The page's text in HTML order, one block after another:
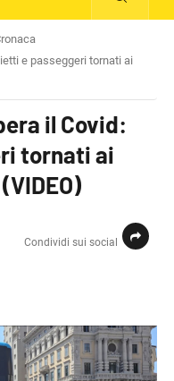
e passeggeri tornati ai
il Covid:
tornati ai
Condividi sui social